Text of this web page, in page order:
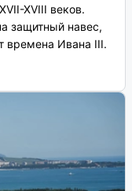
XVIII веков.
защитный навес,
времена Ивана III.